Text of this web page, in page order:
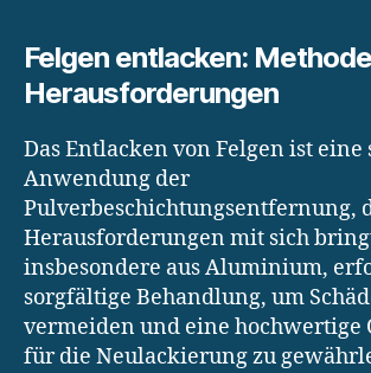
Felgen entlacken:
Herausforderungen
Das Entlacken von Felgen ist eine
Anwendung der
Pulverbeschichtungsentfernung,
Herausforderungen mit sich
insbesondere aus Aluminium,
sorgfältige Behandlung, um
vermeiden und eine hochwertige
für die Neulackierung zu